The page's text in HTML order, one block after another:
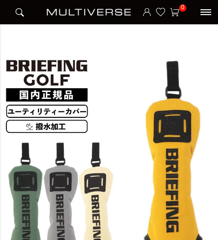
0
UTILITY COVER DL FD RIP ユーティリティカバー DL SERIES